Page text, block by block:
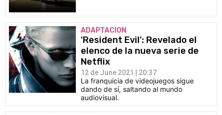
ADAPTACION
'Resident Evil': Revelado el
elenco de la nueva serie de
Netflix
12 de June 2021 | 20:37
La franquicia de videojuegos sigue
dando de sí, saltando al mundo
audiovisual.